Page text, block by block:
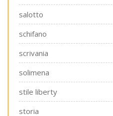
salotto
schifano
scrivania
solimena
stile liberty
storia